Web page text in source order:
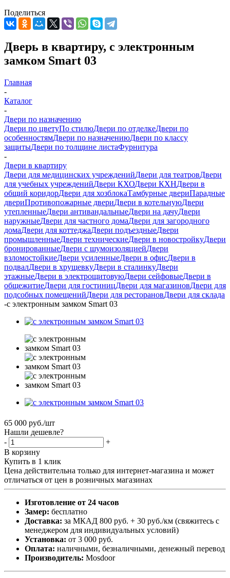
Поделиться
Дверь в квартиру, с электронным
замком Smart 03
Главная
-
Каталог
-
Двери по назначению
Двери по цветуПо стилюДвери по отделкеДвери по
особенностямДвери по назначениюДвери по классу
защитыДвери по толщине листаФурнитура
-
Двери в квартиру
Двери для медицинских учрежденийДвери для театровДвери
для учебных учрежденийДвери КХОДвери КХНДвери в
общий коридорДвери для хозблокаТамбурные двериПарадные
двериПротивопожарные двериДвери в котельнуюДвери
утепленныеДвери антивандальныеДвери на дачуДвери
наружныеДвери для частного домаДвери для загородного
домаДвери для коттеджаДвери подъездныеДвери
промышленныеДвери техническиеДвери в новостройкуДвери
бронированныеДвери с шумоизоляциейДвери
взломостойкиеДвери усиленныеДвери в офисДвери в
подвалДвери в хрущевкуДвери в сталинкуДвери
этажныеДвери в электрощитовуюДвери сейфовыеДвери в
общежитиеДвери для гостиницДвери для магазиновДвери для
подсобных помещенийДвери для ресторановДвери для склада
-с электронным замком Smart 03
65 000 руб./шт
Нашли дешевле?
-
+
В корзину
Купить в 1 клик
Цена действительна только для интернет-магазина и может
отличаться от цен в розничных магазинах
Изготовление от 24 часов
Замер: бесплатно
Доставка: за МКАД 800 руб. + 30 руб./км (свяжитесь с
менеджером для индивидуальных условий)
Установка: от 3 000 руб.
Оплата: наличными, безналичными, денежный перевод
Производитель: Mosdoor